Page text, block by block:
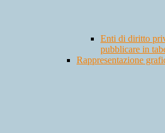
Enti di diritto
pubblicare in
Rappresentazione